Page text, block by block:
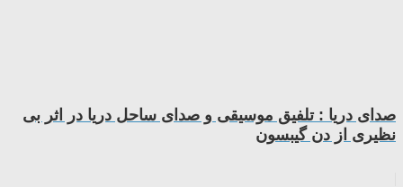
صدای دریا : تلفیق موسیقی و صدای ساحل دریا در اثر بی
نظیری از دن گیبسون